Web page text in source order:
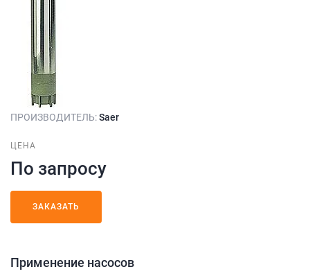
ПРОИЗВОДИТЕЛЬ:Saer
ЦЕНА
По запросу
ЗАКАЗАТЬ
Применение насосов